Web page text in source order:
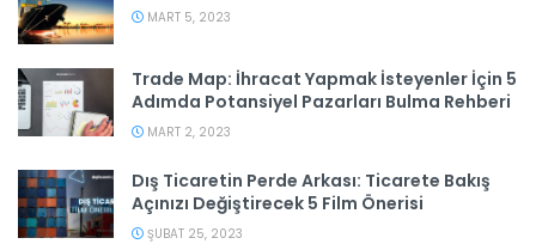
MART 5, 2023
Trade Map: İhracat Yapmak İsteyenler İçin 5
Adımda Potansiyel Pazarları Bulma Rehberi
MART 2, 2023
Dış Ticaretin Perde Arkası: Ticarete Bakış
Açınızı Değiştirecek 5 Film Önerisi
ŞUBAT 25, 2023